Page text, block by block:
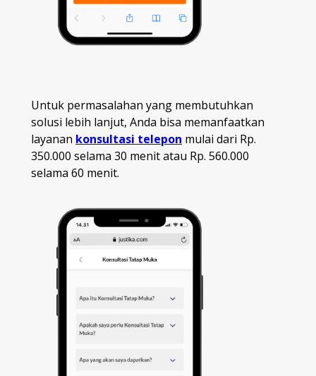
Untuk permasalahan yang membutuhkan
solusi lebih lanjut, Anda bisa memanfaatkan
layanan konsultasi telepon mulai dari Rp.
350.000 selama 30 menit atau Rp. 560.000
selama 60 menit.